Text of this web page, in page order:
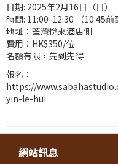
日期: 2025年2月16日（日）
時間: 11:00-12:30 （10:45前
地址：荃灣悅來酒店側
費用：HK$350/位
名額有限，先到先得
報名：
https://
yin-le-hui
網站訊息